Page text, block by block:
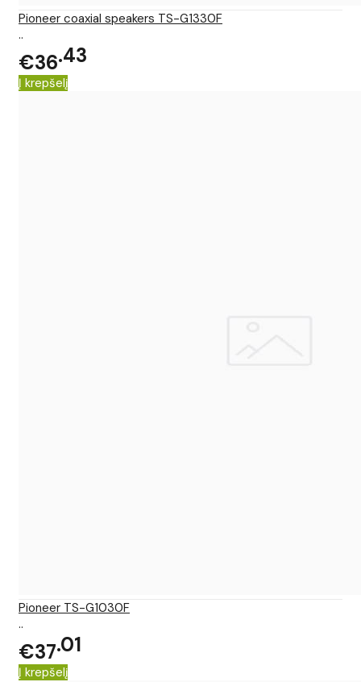
Pioneer coaxial speakers TS-G1330F
..
€36 43
Į krepšelį
Pioneer TS-G1030F
..
€37 01
Į krepšelį